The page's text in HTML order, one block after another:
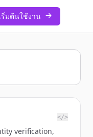
ริ่มต้นใช้งาน
</>
verification,